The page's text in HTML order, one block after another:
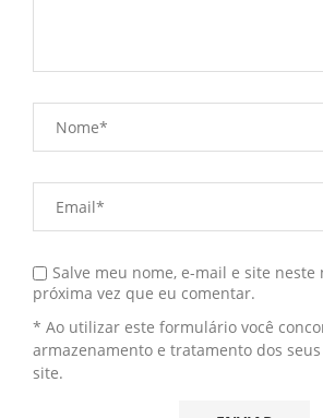
Salve meu nome, e-mail e site neste
próxima vez que eu comentar.
* Ao utilizar este formulário você
armazenamento e tratamento dos
site.